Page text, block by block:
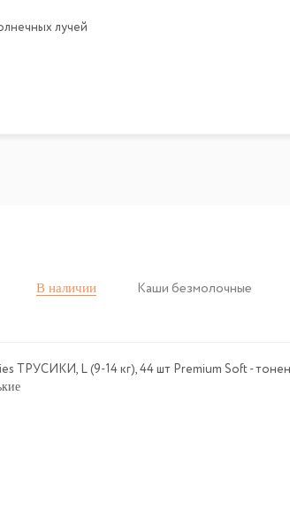
лучей
В наличии Каши безмолочные